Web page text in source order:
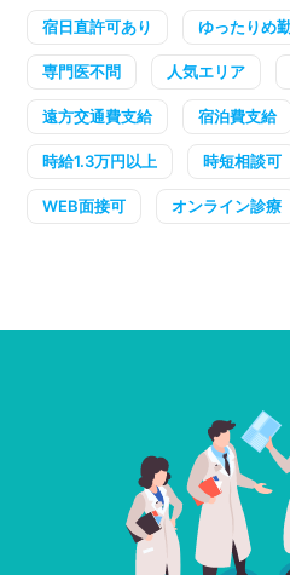
宿日直許可あり ゆったりめ
専門医不問 人気エリア
遠方交通費支給 宿泊費支給
時給1.3万円以上 時短相談可
WEB面接可 オンライン診療